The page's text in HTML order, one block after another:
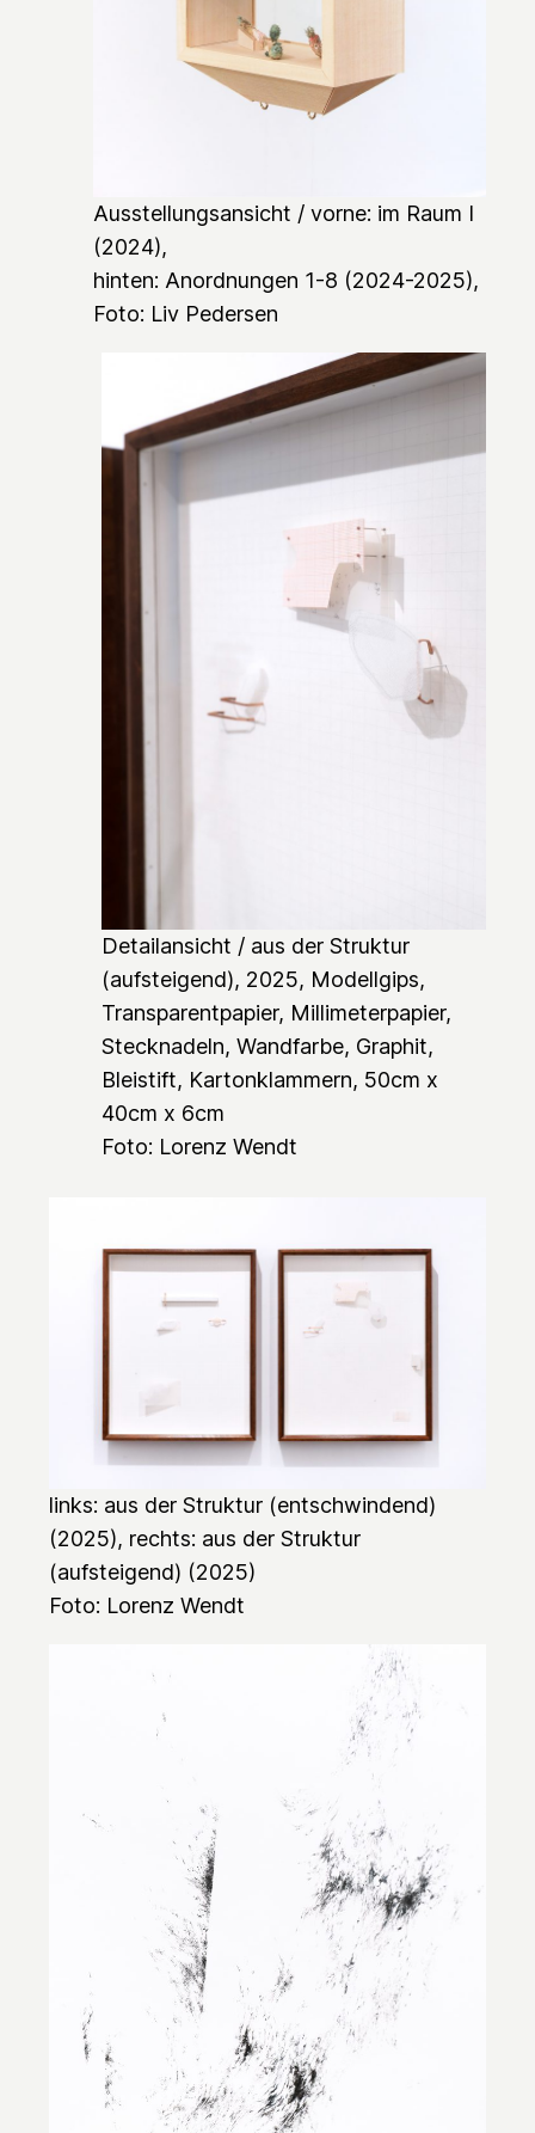
Ausstellungsansicht / vorne: im Raum I
(2024),
hinten: Anordnungen 1-8 (2024-2025),
Foto: Liv Pedersen
Detailansicht / aus der Struktur
(aufsteigend), 2025, Modellgips,
Transparentpapier, Millimeterpapier,
Stecknadeln, Wandfarbe, Graphit,
Bleistift, Kartonklammern, 50cm x
40cm x 6cm
Foto: Lorenz Wendt
links: aus der Struktur (entschwindend)
(2025), rechts: aus der Struktur
(aufsteigend) (2025)
Foto: Lorenz Wendt